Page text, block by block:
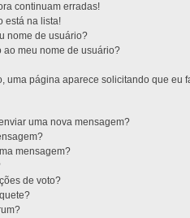
continuam erradas!
está na lista!
nome de usuário?
meu nome de usuário?
uma página aparece solicitando que eu
uma nova mensagem?
mensagem?
de voto?